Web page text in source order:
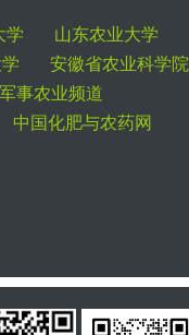
学
山东农业大学
安徽省农业科学院
事农业频道
中国化肥与农药网